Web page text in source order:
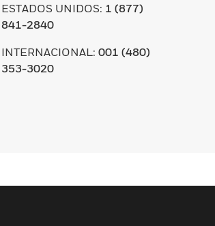
ESTADOS UNIDOS: 1 (877)
841-2840
INTERNACIONAL: 001 (480)
353-3020